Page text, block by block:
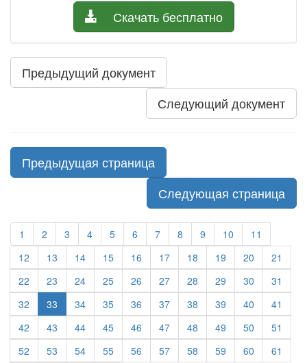
Скачать бесплатно
Предыдущий документ
Следующий документ
Предыдущая страница
Следующая страница
1 2 3 4 5 6 7 8 9 10
11
12
13 14 15 16 17 18 19 20
21
22
23 24 25 26 27 28 29 30
31
32
33 34 35 36 37 38 39 40
41
42
43 44 45 46 47 48 49 50
51
52
53 54 55 56 57 58 59 60
61